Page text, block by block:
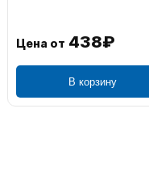
Цена от 1 106₽
В корзину